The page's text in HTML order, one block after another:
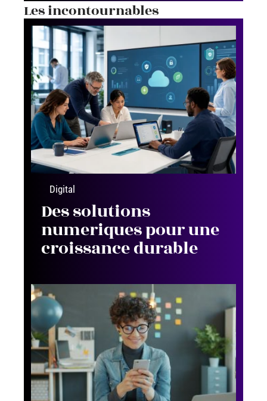
Les incontournables
Digital
Des solutions
numeriques pour une
croissance durable